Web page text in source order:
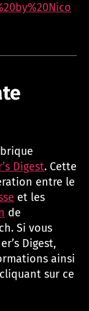
Digest. Cette
entre le
et les
de
Si vous
Digest,
ainsi
sur ce